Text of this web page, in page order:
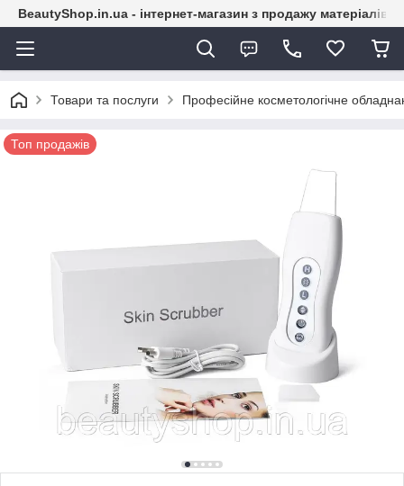
BeautyShop.in.ua - інтернет-магазин з продажу матеріалів
Товари та послуги Професійне косметологічне
Топ продажів